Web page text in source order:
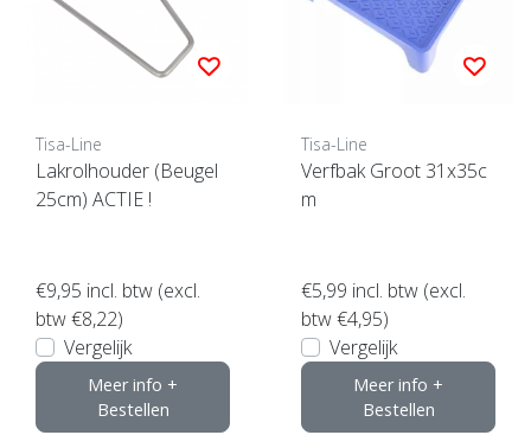
Tisa-Line
Lakrolhouder (Beugel
25cm) ACTIE !
€9,95 incl. btw (excl.
btw €8,22)
Vergelijk
Meer info +
Bestellen
Tisa-Line
Verfbak Groot 31x35c
m
€5,99 incl. btw (excl.
btw €4,95)
Vergelijk
Meer info +
Bestellen